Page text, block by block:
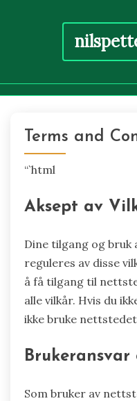
contentTerms and
“`html
Aksept av
Dine tilgang og bruk
reguleres av disse
å få tilgang til
alle vilkår. Hvis du
ikke bruke
Som bruker av